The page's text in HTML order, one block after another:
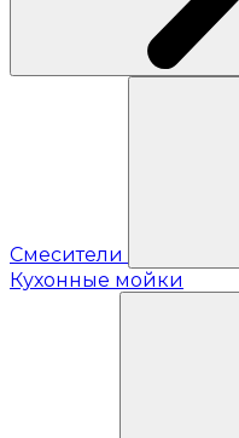
Смесители
Кухонные мойки